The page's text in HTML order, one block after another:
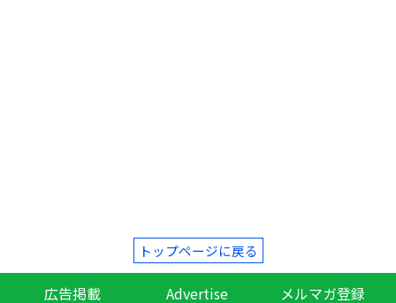
トップページに戻る
広告掲載 Advertise メルマガ登録